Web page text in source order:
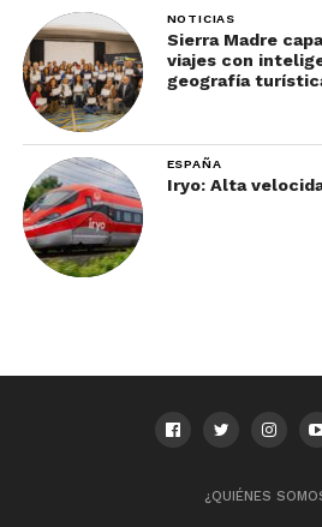
NOTICIAS
Sierra Madre
viajes con
geografía
ESPAÑA
Iryo: Alta
¿QUIÉNES